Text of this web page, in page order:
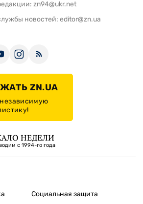
zn94@ukr.net
новостей: editor@zn.ua
ZN.UA
НЕДЕЛИ
с 1994-го года
Социальная защита